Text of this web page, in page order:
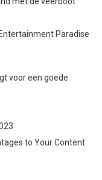
Paradise
voor een goede
to Your Content